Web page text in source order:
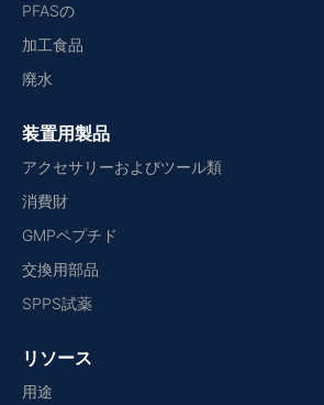
PFASの
加工食品
廃水
装置用製品
アクセサリーおよびツール類
消費財
GMPペプチド
交換用部品
SPPS試薬
リソース
用途